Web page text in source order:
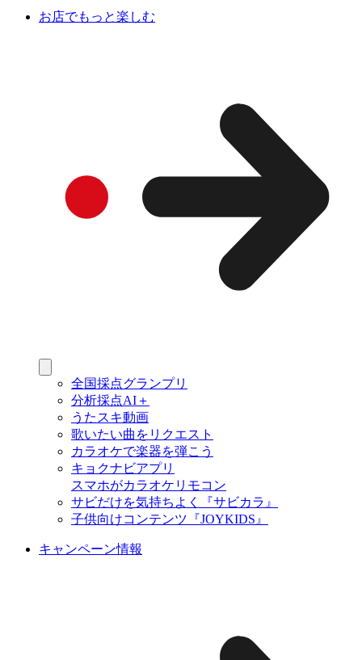
お店でもっと楽しむ
全国採点グランプリ
分析採点AI＋
うたスキ動画
歌いたい曲をリクエスト
カラオケで楽器を弾こう
キョクナビアプリ
スマホがカラオケリモコン
サビだけを気持ちよく『サビカラ』
子供向けコンテンツ『JOYKIDS』
キャンペーン情報